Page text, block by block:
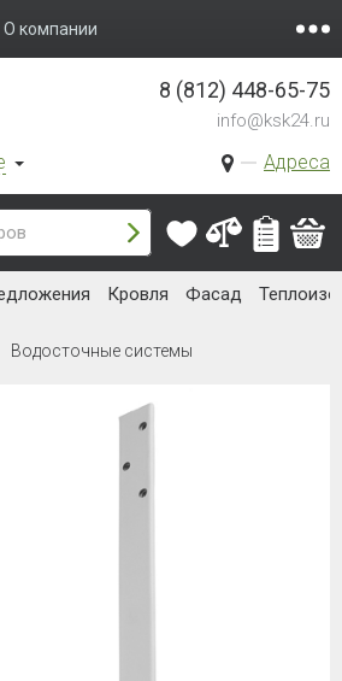
О компании
Адреса
8 (812) 448-65-75
info@ksk24.ru
Кровля Фасад
Водосточные системы